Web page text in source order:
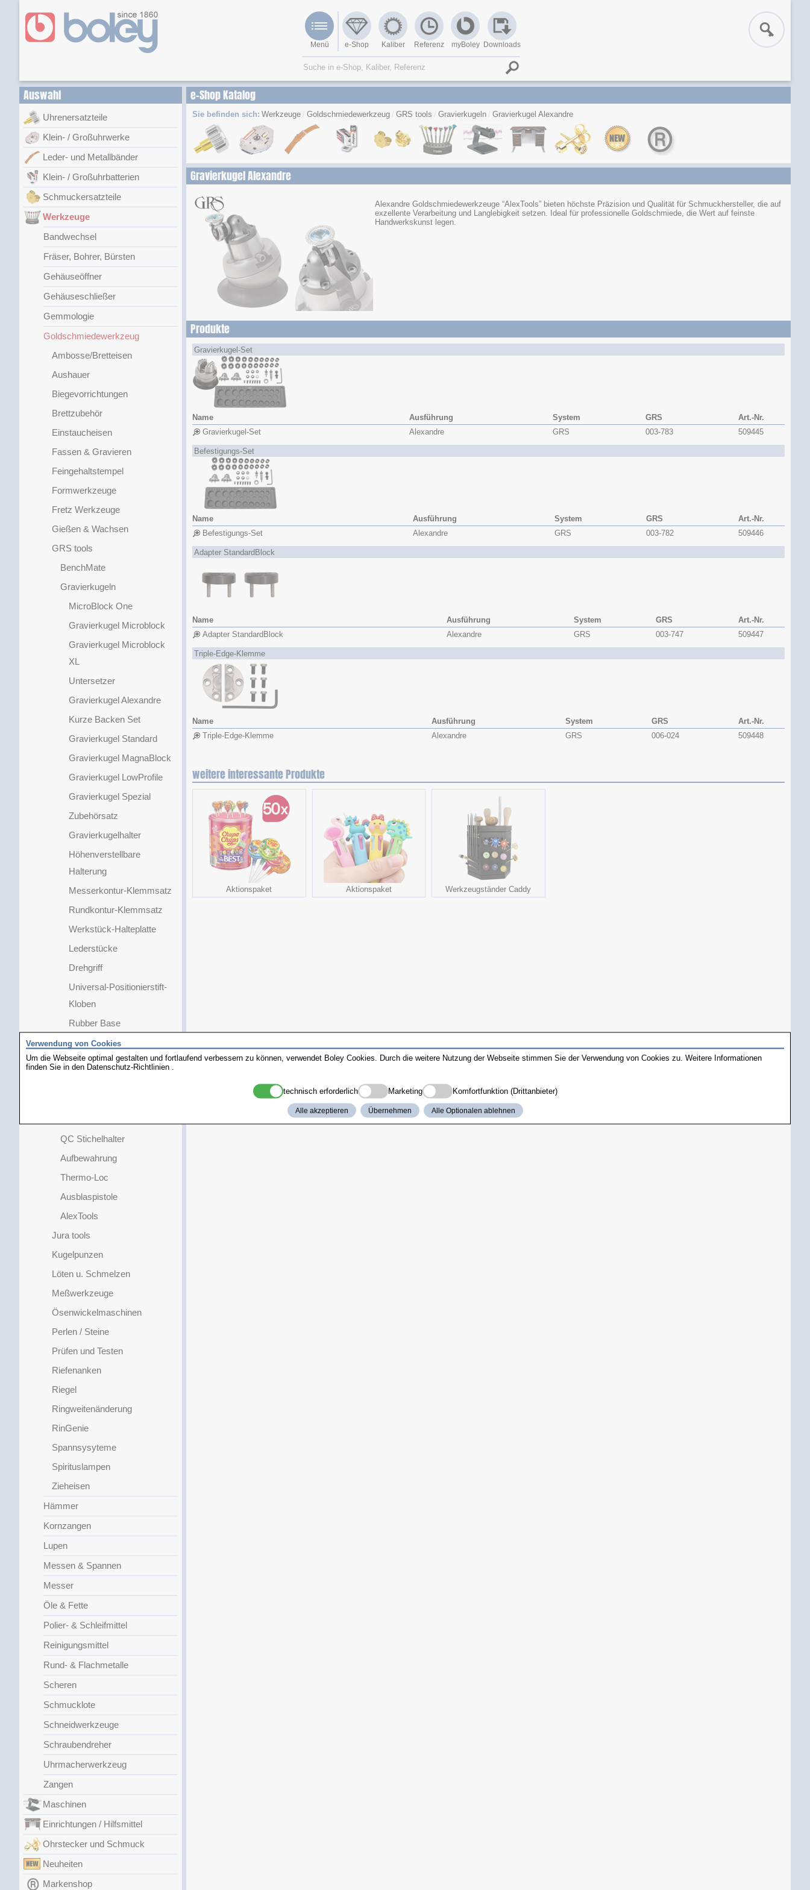
Menü e-Shop Kaliber Referenz myBoley Downloads
Auswahl
Uhrenersatzteile
Klein- / Großuhrwerke
Leder- und Metallbänder
Klein- / Großuhrbatterien
Schmuckersatzteile
Werkzeuge
Bandwechsel
Fräser, Bohrer, Bürsten
Gehäuseöffner
Gehäuseschließer
Gemmologie
Goldschmiedewerkzeug
Ambosse/Bretteisen
Aushauer
Biegevorrichtungen
Brettzubehör
Einstaucheisen
Fassen & Gravieren
Feingehaltstempel
Formwerkzeuge
Fretz Werkzeuge
Gießen & Wachsen
GRS tools
BenchMate
Gravierkugeln
MicroBlock One
Gravierkugel Microblock
Gravierkugel Microblock
XL
Untersetzer
Gravierkugel Alexandre
Kurze Backen Set
Gravierkugel Standard
Gravierkugel MagnaBlock
Gravierkugel LowProfile
Gravierkugel Spezial
Zubehörsatz
Gravierkugelhalter
Höhenverstellbare
Halterung
Messerkontur-Klemmsatz
Rundkontur-Klemmsatz
Werkstück-Halteplatte
Lederstücke
Drehgriff
Universal-Positionierstift-
Kloben
Rubber Base
GRS Sattelite
Ringhalter
QC Stichelhalter
Aufbewahrung
Thermo-Loc
Ausblaspistole
AlexTools
Jura tools
Kugelpunzen
Löten u. Schmelzen
Meßwerkzeuge
Ösenwickelmaschinen
Perlen / Steine
Prüfen und Testen
Riefenanken
Riegel
Ringweitenänderung
RinGenie
Spannsysyteme
Spirituslampen
Zieheisen
Hämmer
Kornzangen
Lupen
Messen & Spannen
Messer
Öle & Fette
Polier- & Schleifmittel
Reinigungsmittel
Rund- & Flachmetalle
Scheren
Schmucklote
Schneidwerkzeuge
Schraubendreher
Uhrmacherwerkzeug
Zangen
Maschinen
Einrichtungen / Hilfsmittel
Ohrstecker und Schmuck
Neuheiten
Markenshop
e-Shop Katalog
Sie befinden sich: Werkzeuge Goldschmiedewerkzeug GRS tools Gravierkugeln Gravierkugel Alexandre
Gravierkugel Alexandre
Alexandre Goldschmiedewerkzeuge “AlexTools” bieten höchste Präzision und Qualität für Schmuckhersteller, die auf
exzellente Verarbeitung und Langlebigkeit setzen. Ideal für professionelle Goldschmiede, die Wert auf feinste
Handwerkskunst legen.
Produkte
Gravierkugel-Set
Name Ausführung System GRS
Art.-Nr.
Gravierkugel-Set
Alexandre GRS 003-783 509445
Befestigungs-Set
Name Ausführung System GRS
Art.-Nr.
Befestigungs-Set
Alexandre GRS 003-782 509446
Adapter StandardBlock
Name Ausführung System GRS
Art.-Nr.
Adapter StandardBlock
Alexandre GRS 003-747 509447
Triple-Edge-Klemme
Name Ausführung System GRS
Art.-Nr.
Triple-Edge-Klemme
Alexandre GRS 006-024 509448
weitere interessante Produkte
Aktionspaket Aktionspaket Werkzeugständer Caddy
Verwendung von Cookies
Um die Webseite optimal gestalten und fortlaufend verbessern zu können, verwendet Boley Cookies. Durch die weitere Nutzung der Webseite stimmen Sie der Verwendung von Cookies zu. Weitere Informationen
finden Sie in den Datenschutz-Richtlinien
technisch erforderlich Marketing Komfortfunktion (Drittanbieter)
Alle akzeptieren Übernehmen Alle Optionalen ablehnen